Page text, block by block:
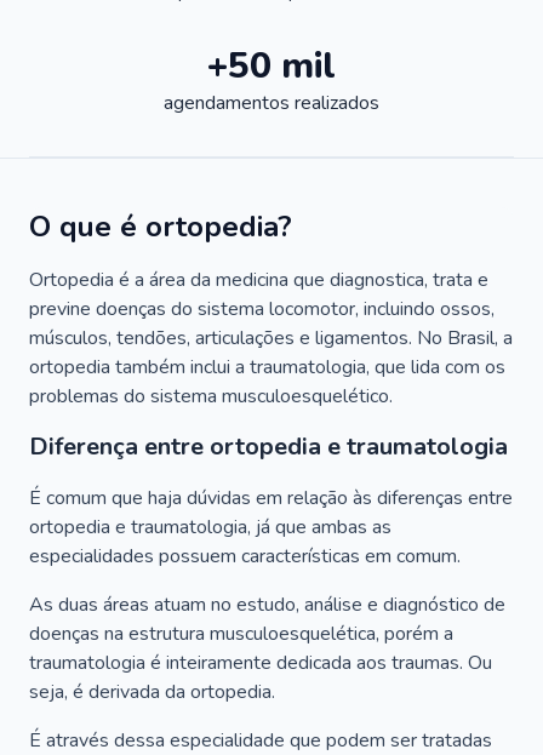
+50 mil
agendamentos realizados
O que é ortopedia?
Ortopedia é a área da medicina que diagnostica, trata e
previne doenças do sistema locomotor, incluindo ossos,
músculos, tendões, articulações e ligamentos. No Brasil, a
ortopedia também inclui a traumatologia, que lida com os
problemas do sistema musculoesquelético.
Diferença entre ortopedia e traumatologia
É comum que haja dúvidas em relação às diferenças entre
ortopedia e traumatologia, já que ambas as
especialidades possuem características em comum.
As duas áreas atuam no estudo, análise e diagnóstico de
doenças na estrutura musculoesquelética, porém a
traumatologia é inteiramente dedicada aos traumas. Ou
seja, é derivada da ortopedia.
É através dessa especialidade que podem ser tratadas